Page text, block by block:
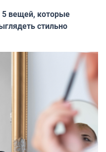
5 вещей, которые
стильно